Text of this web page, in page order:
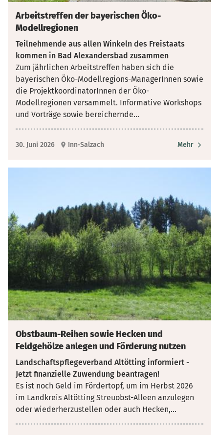
Arbeitstreffen der bayerischen Öko-
Modellregionen
Teilnehmende aus allen Winkeln des Freistaats
kommen in Bad Alexandersbad zusammen
Zum jährlichen Arbeitstreffen haben sich die
bayerischen Öko-Modellregions-ManagerInnen sowie
die ProjektkoordinatorInnen der Öko-
Modellregionen versammelt. Informative Workshops
und Vorträge sowie bereichernde...
30. Juni 2026 Inn-Salzach Mehr
Obstbaum-Reihen sowie Hecken und
Feldgehölze anlegen und Förderung nutzen
Landschaftspflegeverband Altötting informiert -
Jetzt finanzielle Zuwendung beantragen!
Es ist noch Geld im Fördertopf, um im Herbst 2026
im Landkreis Altötting Streuobst-Alleen anzulegen
oder wiederherzustellen oder auch Hecken,...